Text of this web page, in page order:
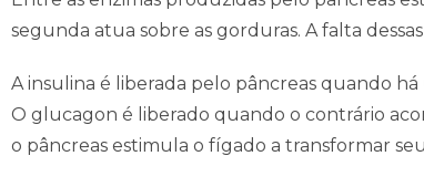
segunda atua sobre as gorduras. A falta
A insulina é liberada pelo pâncreas quando
O glucagon é liberado quando o contrário
o pâncreas estimula o fígado a transformar